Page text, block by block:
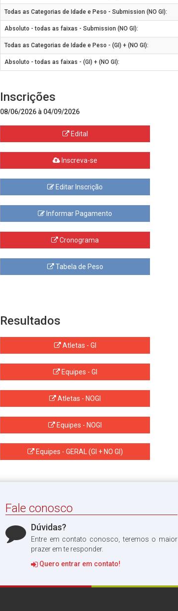
Todas as Categorias de Idade e Peso - Submission (NO GI):
Absoluto - todas as faixas - Submission (NO GI):
Todas as Categorias de Idade e Peso - (GI) + (NO GI):
Absoluto - todas as faixas - (GI) + (NO GI):
Inscrições
08/06/2026 à 04/09/2026
Edital
Inscreva-se
Editar Inscrição
Informar Pagamento
Cronograma
Tabela de Peso
Resultados
Atletas - GI
Equipes - GI
Atletas - NOGI
Equipes - NOGI
Equipes - GERAL (GI + NO GI)
Fale conosco
Dúvidas?
Entre em contato conosco, teremos o maior
prazer em te responder.
Quero entrar em contato!